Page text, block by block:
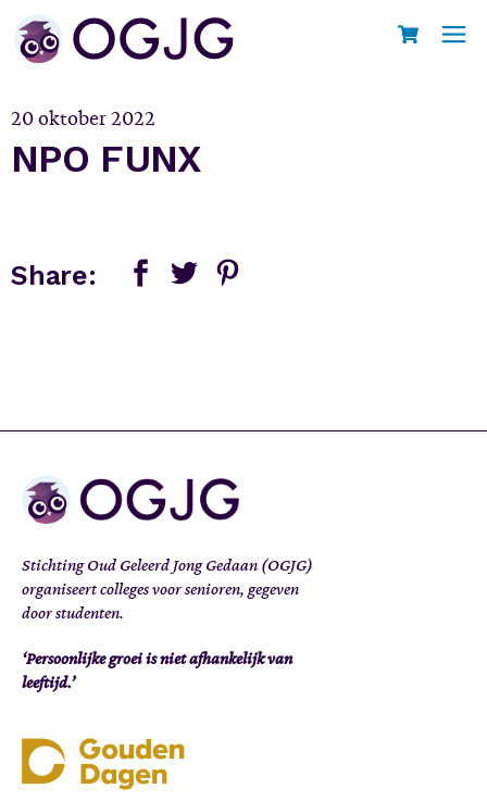
theHome NPO FUNX
20 oktober 2022
NPO FUNX
Share:
Stichting Oud Geleerd Jong Gedaan (OGJG)
organiseert colleges voor senioren, gegeven
door studenten.
‘Persoonlijke groei is niet afhankelijk van
leeftijd.’